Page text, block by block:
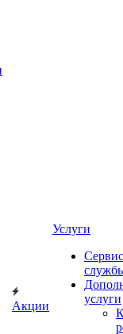
Акции
Услуги
услуги